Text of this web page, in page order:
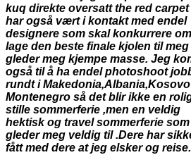
kuq direkte oversatt the red carpet
har også vært i kontakt med endel
designere som skal konkurrere
lage den beste finale kjolen til meg
gleder meg kjempe masse. Jeg
også til å ha endel photoshoot
rundt i
Montenegro så det blir ikke en
stille sommerferie ,men en veldig
hektisk og travel sommerferie
gleder meg veldig til .Dere har
fått med dere at jeg elsker og reise.